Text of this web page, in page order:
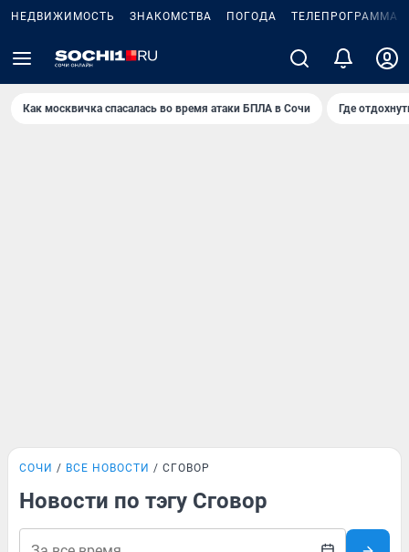
НЕДВИЖИМОСТЬ ЗНАКОМСТВА ПОГОДА ТЕЛЕПРОГРАММА
Как москвичка спасалась во время атаки БПЛА в Сочи Где
СОЧИ ВСЕ НОВОСТИ СГОВОР
Новости по тэгу Сговор